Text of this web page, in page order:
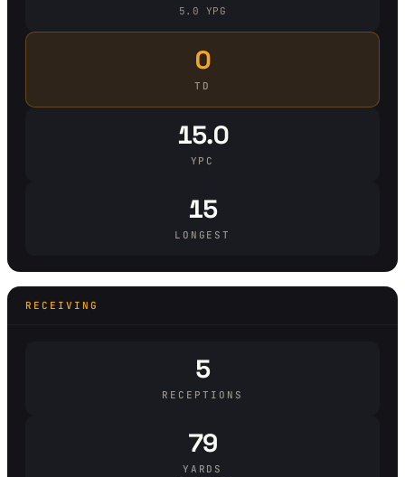
5.0 YPG
0
TD
15.0
YPC
15
LONGEST
RECEIVING
5
RECEPTIONS
79
YARDS